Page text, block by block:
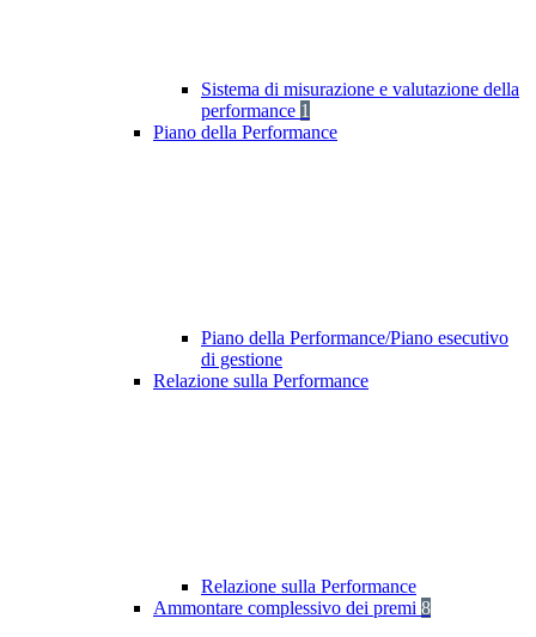
Sistema di misurazione e valutazione della
performance 1
Piano della Performance
Piano della Performance/Piano esecutivo
di gestione
Relazione sulla Performance
Relazione sulla Performance
Ammontare complessivo dei premi 8